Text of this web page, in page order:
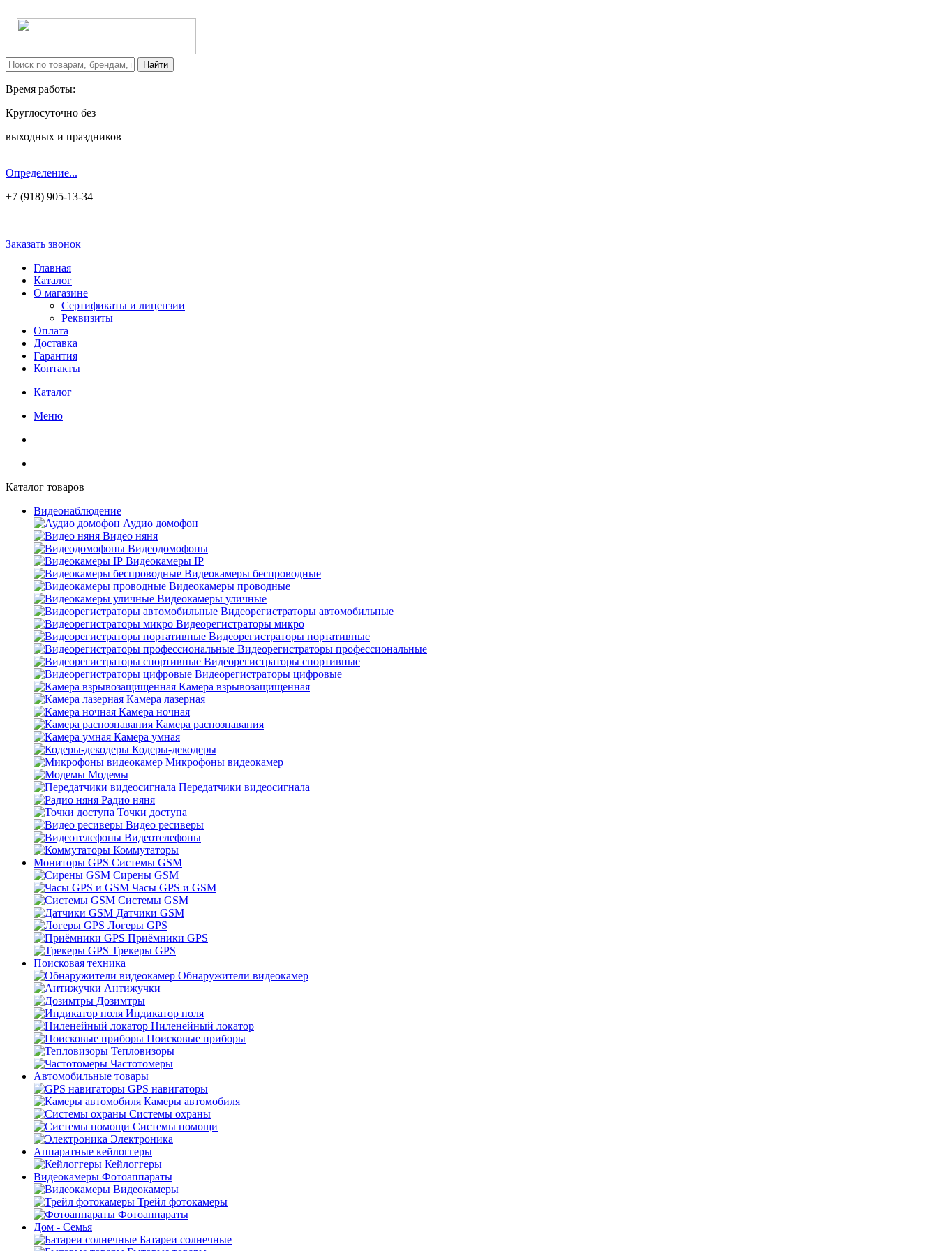
Время работы:
Круглосуточно без
выходных и праздников
Определение...
+7 (918) 905-13-34
Заказать звонок
Главная
Каталог
О магазине
Сертификаты и лицензии
Реквизиты
Оплата
Доставка
Гарантия
Контакты
Каталог
Меню
Каталог товаров
Видеонаблюдение
Аудио домофон
Видео няня
Видеодомофоны
Видеокамеры IP
Видеокамеры беспроводные
Видеокамеры проводные
Видеокамеры уличные
Видеорегистраторы автомобильные
Видеорегистраторы микро
Видеорегистраторы портативные
Видеорегистраторы профессиональные
Видеорегистраторы спортивные
Видеорегистраторы цифровые
Камера взрывозащищенная
Камера лазерная
Камера ночная
Камера распознавания
Камера умная
Кодеры-декодеры
Микрофоны видеокамер
Модемы
Передатчики видеосигнала
Радио няня
Точки доступа
Видео ресиверы
Видеотелефоны
Коммутаторы
Мониторы GPS Системы GSM
Сирены GSM
Часы GPS и GSM
Системы GSM
Датчики GSM
Логеры GPS
Приёмники GPS
Трекеры GPS
Поисковая техника
Обнаружители видеокамер
Антижучки
Дозимтры
Индикатор поля
Ниленейный локатор
Поисковые приборы
Тепловизоры
Частотомеры
Автомобильные товары
GPS навигаторы
Камеры автомобиля
Системы охраны
Системы помощи
Электроника
Аппаратные кейлоггеры
Кейлоггеры
Видеокамеры Фотоаппараты
Видеокамеры
Трейл фотокамеры
Фотоаппараты
Дом - Семья
Батареи солнечные